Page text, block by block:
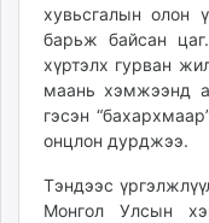
хувьсгалын олон
барьж байсан
хүртэлх гурван
маань хэмжээнд
гэсэн
онцлон дурджээ.
Тэндээс
Монгол Улсын